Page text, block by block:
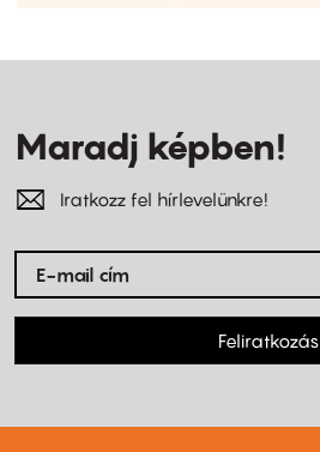
Maradj képben!
Iratkozz fel hírlevelünkre!
Feliratkozás